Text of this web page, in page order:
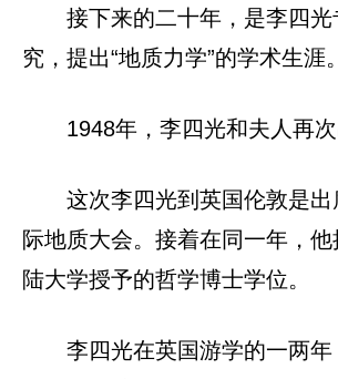
接下来的二十年，是李四
究，提出“地质力学”的学术生涯。
1948年，李四光和夫人再次
这次李四光到英国伦敦是出
际地质大会。接着在同一年，
陆大学授予的哲学博士学位。
李四光在英国游学的一两